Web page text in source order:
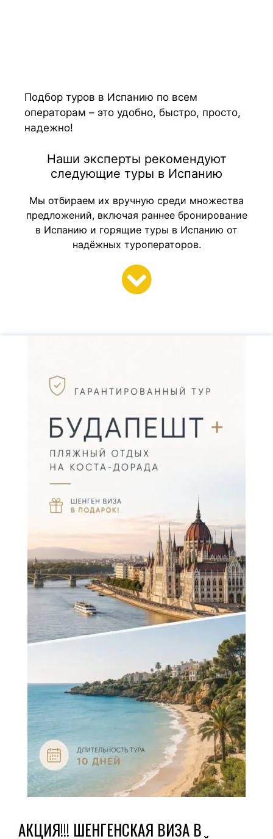
Подбор туров в Испанию по всем
операторам – это удобно, быстро, просто,
надежно!
Наши эксперты рекомендуют
следующие туры в Испанию
Мы отбираем их вручную среди множества
предложений, включая раннее бронирование
в Испанию и горящие туры в Испанию от
надёжных туроператоров.
АКЦИЯ!!! ШЕНГЕНСКАЯ ВИЗА В